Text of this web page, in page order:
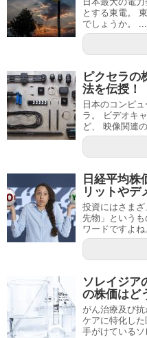
とする東電。
でしょうか。 ...
ピクセラの
法を伝授！
日本のコンピ
ラ。 ビデオキ
ど、 映像関連
日経平均株
リットやデ
投資にはさま
先物」という
ワードですよね
ソレイジア
の株価はど
がん治療及び
ケアに特化し
手がけている